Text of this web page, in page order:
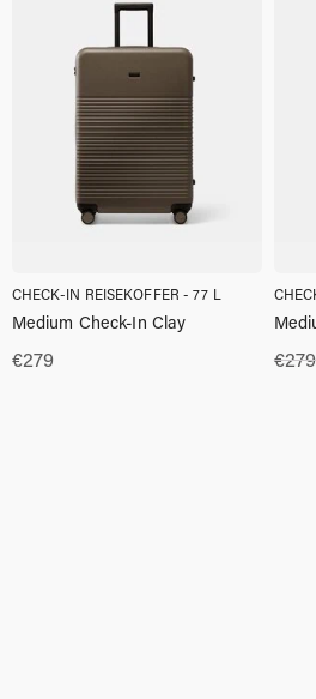
CHECK-IN REISEKOFFER - 77 L
€279
Medium Check-In Clay
€279